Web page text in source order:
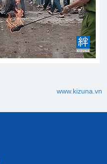
www.kizuna.vn